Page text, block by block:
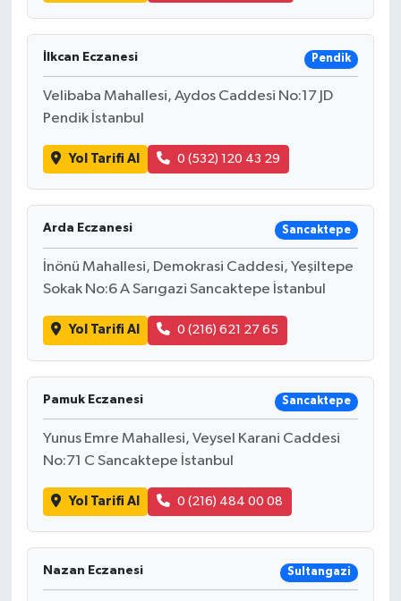
İlkcan Eczanesi Pendik
Velibaba Mahallesi, Aydos Caddesi No:17 JD
Pendik İstanbul
Yol Tarifi Al 0 (532) 120 43 29
Arda Eczanesi Sancaktepe
İnönü Mahallesi, Demokrasi Caddesi, Yeşiltepe
Sokak No:6 A Sarıgazi Sancaktepe İstanbul
Yol Tarifi Al 0 (216) 621 27 65
Pamuk Eczanesi Sancaktepe
Yunus Emre Mahallesi, Veysel Karani Caddesi
No:71 C Sancaktepe İstanbul
Yol Tarifi Al 0 (216) 484 00 08
Nazan Eczanesi Sultangazi